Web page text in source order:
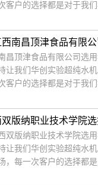
户的选择都是对于我
南昌顶津食品有限
昌顶津食品有限公司选
让我们华创实验超纯水
户的选择都是对于我
版纳职业技术学院
双版纳职业技术学院选
让我们华创实验超纯水
每一次客户的选择都